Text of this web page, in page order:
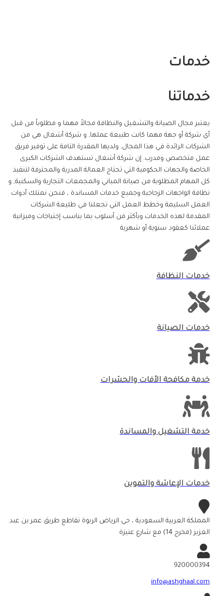
خدمات
خدماتنا
يعتبر مجال الصيانة والتشغيل والنظافة مجالاً مهما و مطلوباً من قبل
أي شركة أو جهة مهما كانت طبيعة عملها, و شركة أشغال هي من
الشركات الرائدة في هذا المجال, ولديها المقدرة التامة على توفير فريق
عمل متخصص ومدرب. إن شركة أشغال تستهدف الشركات الكبرى
الخاصة والجهات الحكومية التي تحتاج العمالة المدربة والمحترفة لتنفيذ
كل المهام المطلوبة من صيانة المباني والمجمعات التجارية والسكنية, و
نظافة الواجهات الزجاجية وجميع خدمات المساندة ، فنحن نمتلك أدوات
العمل السليمة وخطط العمل التي تجعلنا في طليعة الشركات
المقدمة لهذه الخدمات وبأكثر من أسلوب بما يناسب إحتياجات وميزانية
عملائنا كعقود سنوية أو شهرية
خدمات النظافة
خدمات الصيانة
خدمة مكافحة الأفات والحشرات
خدمة التشغيل والمساندة
خدمات الإعاشة والتموين
المملكة العربية السعودية ، حي الرياض الربوة تقاطع طريق عمر بن عبد
العزيز (مخرج 14) مع شارع عنيزة
920000394
info@ashghaal.com